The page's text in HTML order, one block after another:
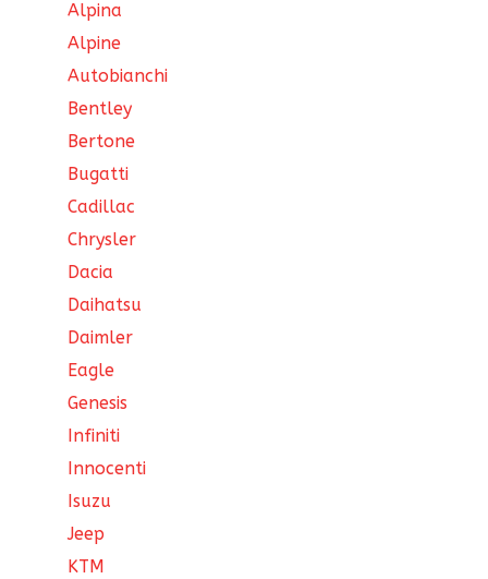
Alpina
Alpine
Autobianchi
Bentley
Bertone
Bugatti
Cadillac
Chrysler
Dacia
Daihatsu
Daimler
Eagle
Genesis
Infiniti
Innocenti
Isuzu
Jeep
KTM